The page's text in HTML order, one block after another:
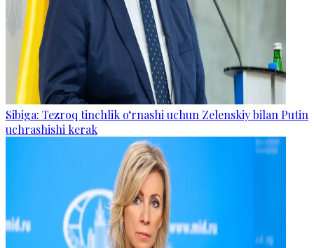
Sibiga: Tezroq tinchlik o‘rnashi uchun Zelenskiy bilan Putin
uchrashishi kerak